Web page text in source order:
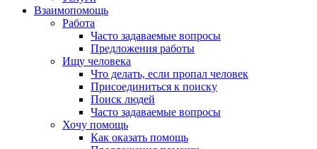
Взаимопомощь
Работа
Часто задаваемые вопросы
Предложения работы
Ищу человека
Что делать, если пропал человек
Присоединиться к поиску
Поиск людей
Часто задаваемые вопросы
Хочу помощь
Как оказать помощь